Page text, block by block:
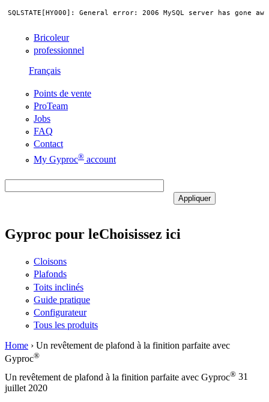
Bricoleur
professionnel
Français
Points de vente
ProTeam
Jobs
FAQ
Contact
My Gyproc® account
Gyproc pour leChoisissez ici
Cloisons
Plafonds
Toits inclinés
Guide pratique
Configurateur
Tous les produits
Vous êtes ici
Home › Un revêtement de plafond à la finition parfaite avec
Gyproc®
Un revêtement de plafond à la finition parfaite avec Gyproc® 31
juillet 2020